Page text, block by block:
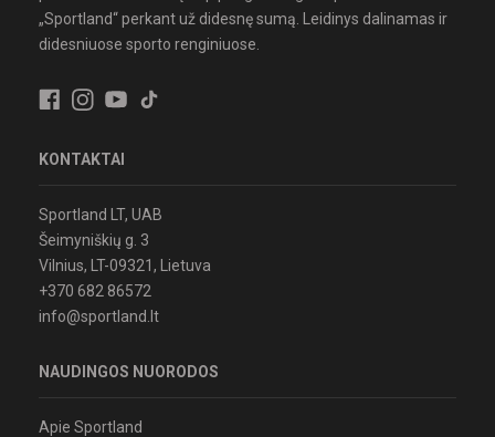
„Sportland“ perkant už didesnę sumą. Leidinys dalinamas ir
didesniuose sporto renginiuose.
KONTAKTAI
Sportland LT, UAB
Šeimyniškių g. 3
Vilnius, LT-09321, Lietuva
+370 682 86572
info@sportland.lt
NAUDINGOS NUORODOS
Apie Sportland